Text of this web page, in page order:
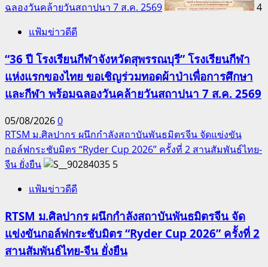
ฉลองวันคล้ายวันสถาปนา 7 ส.ค. 2569
4
แฟ้มข่าวดีดี
“36 ปี โรงเรียนกีฬาจังหวัดสุพรรณบุรี” โรงเรียนกีฬา
แห่งแรกของไทย ขอเชิญร่วมทอดผ้าป่าเพื่อการศึกษา
และกีฬา พร้อมฉลองวันคล้ายวันสถาปนา 7 ส.ค. 2569
05/08/20260
RTSM ม.ศิลปากร ผนึกกำลังสถาบันพันธมิตรจีน จัดแข่งขัน
กอล์ฟกระชับมิตร “Ryder Cup 2026” ครั้งที่ 2 สานสัมพันธ์ไทย-
จีน ยั่งยืน
5
แฟ้มข่าวดีดี
RTSM ม.ศิลปากร ผนึกกำลังสถาบันพันธมิตรจีน จัด
แข่งขันกอล์ฟกระชับมิตร “Ryder Cup 2026” ครั้งที่ 2
สานสัมพันธ์ไทย-จีน ยั่งยืน